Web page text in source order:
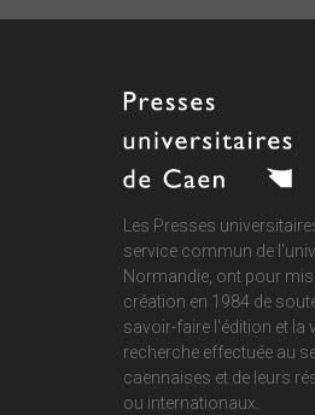
Les Presses
service commun de
Normandie, ont pour
création en 1984 de
savoir-faire l'édition et la
recherche effectuée au
caennaises et de leurs
ou internationaux.